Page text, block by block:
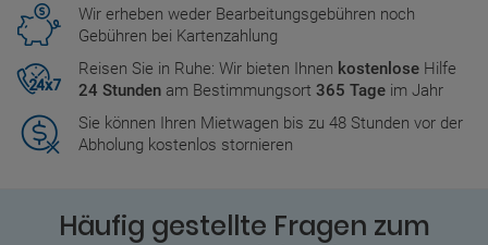
Wir erheben weder Bearbeitungsgebühren noch
Gebühren bei Kartenzahlung
Reisen Sie in Ruhe: Wir bieten Ihnen kostenlose Hilfe
24 Stunden am Bestimmungsort 365 Tage im Jahr
Sie können Ihren Mietwagen bis zu 48 Stunden vor der
Abholung kostenlos stornieren
Häufig gestellte Fragen zum